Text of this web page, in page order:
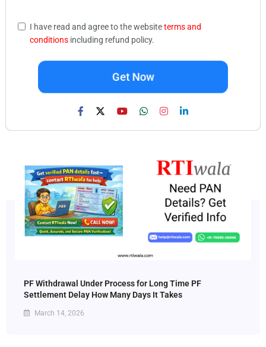
I have read and agree to the websiteterms and
conditions including refund policy.
Get Now
PF Withdrawal Under Process for Long Time PF
Settlement Delay How Many Days It Takes
March 14, 2026